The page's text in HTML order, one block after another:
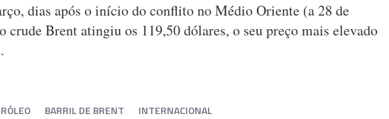
dias após o início do conflito no Médio Oriente (a 28 de
crude Brent atingiu os 119,50 dólares, o seu preço mais elevado
BARRIL DE BRENT INTERNACIONAL